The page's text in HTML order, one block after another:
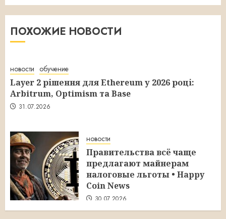
ПОХОЖИЕ НОВОСТИ
новости обучение
Layer 2 рішення для Ethereum у 2026 році:
Arbitrum, Optimism та Base
31.07.2026
новости
Правительства всё чаще
предлагают майнерам
налоговые льготы • Happy
Coin News
30.07.2026